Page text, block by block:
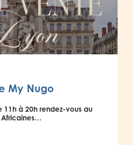
My Nugo
11h à 20h rendez-vous au
Africaines…